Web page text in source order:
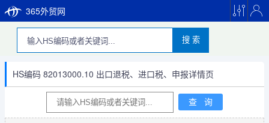
365外贸网
搜 索
HS编码 82013000.10 出口退税、进口税、申报详情页